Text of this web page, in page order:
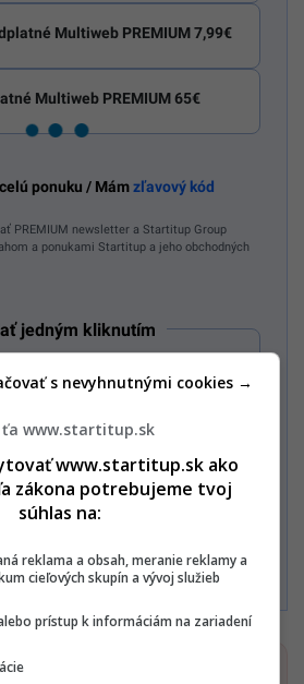
Multiweb PREMIUM 7,99€
Multiweb PREMIUM 65€
ponuku / Mámzľavový kód
PREMIUM newsletter a Startitup Group
a ponukami Startitup a jeho obchodných
jedným kliknutím
Alebo
Zaplatiť kartou
ochrany súkromia
Podmienkami
obchodnými podmienkamia
TrustPay.
svojich Google odporúčaní
www.startitup.sk
www.startitup.sk ako
zákona potrebujeme tvoj
súhlas na:
reklama a obsah, meranie reklamy a
cieľových skupín a vývoj služieb
prístup k informáciám na zariadení
s nevyhnutnými cookies →